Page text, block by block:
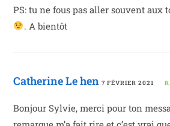
PS: tu ne fous pas aller souvent aux
. A bientôt
Catherine Le hen 7 FÉVRIER 2021
Bonjour Sylvie, merci pour ton